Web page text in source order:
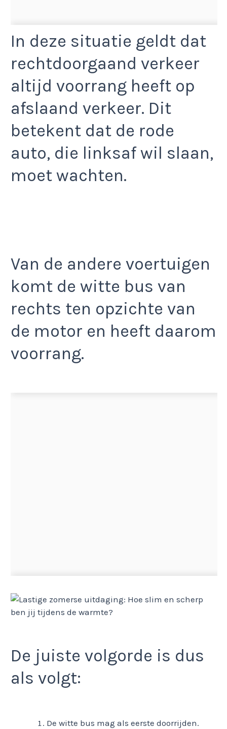
In deze situatie geldt dat
rechtdoorgaand verkeer
altijd voorrang heeft op
afslaand verkeer. Dit
betekent dat de rode
auto, die linksaf wil slaan,
moet wachten.
Van de andere voertuigen
komt de witte bus van
rechts ten opzichte van
de motor en heeft daarom
voorrang.
De juiste volgorde is dus
als volgt:
De witte bus mag als eerste doorrijden.